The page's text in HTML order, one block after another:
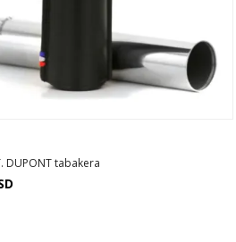
DUPONT tabakera